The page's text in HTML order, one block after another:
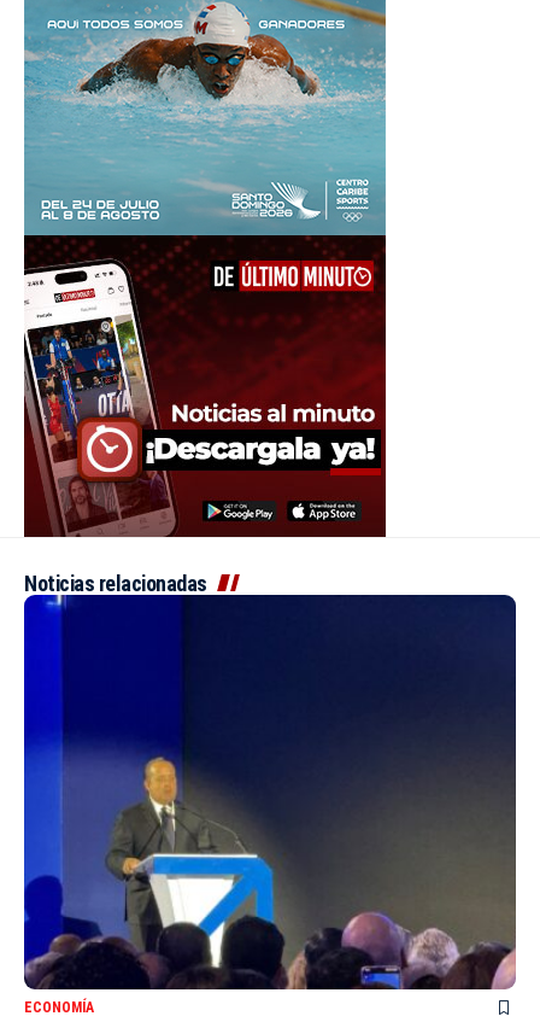
Noticias relacionadas
ECONOMÍA